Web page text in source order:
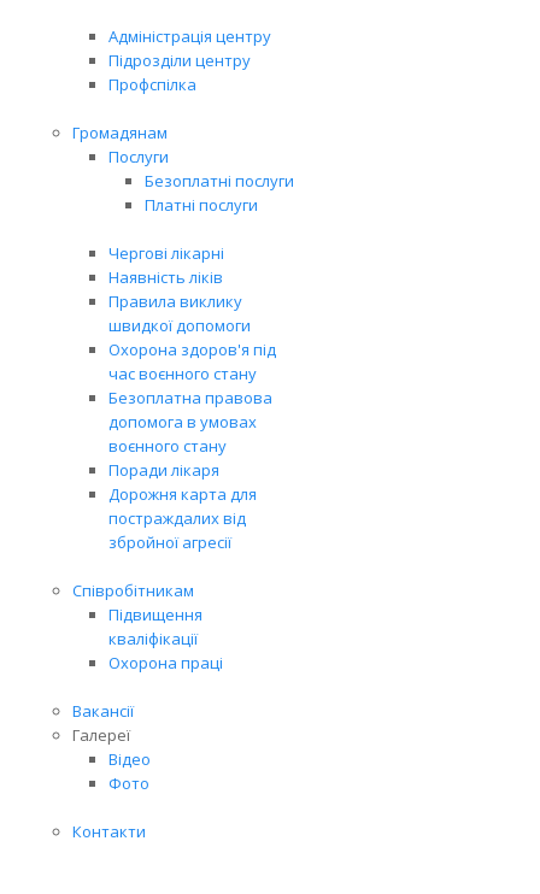
Адміністрація центру
Підрозділи центру
Профспілка
Громадянам
Послуги
Безоплатні послуги
Платні послуги
Чергові лікарні
Наявність ліків
Правила виклику
швидкої допомоги
Охорона здоров'я під
час воєнного стану
Безоплатна правова
допомога в умовах
воєнного стану
Поради лікаря
Дорожня карта для
постраждалих від
збройної агресії
Співробітникам
Підвищення
кваліфікації
Охорона праці
Вакансії
Галереї
Відео
Фото
Контакти